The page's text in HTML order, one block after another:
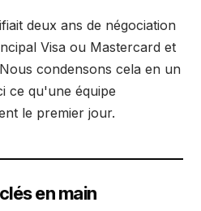
deux ans de négociation
Visa ou Mastercard et
condensons cela en un
ce qu'une équipe
le premier jour.
en main